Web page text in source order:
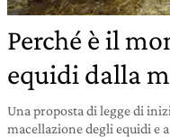
Perché è il
equidi dalla
Una proposta di legge di
macellazione degli equidi e